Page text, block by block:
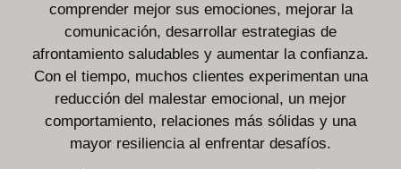
comprender mejor sus emociones, mejorar la
comunicación, desarrollar estrategias de
afrontamiento saludables y aumentar la confianza.
Con el tiempo, muchos clientes experimentan una
reducción del malestar emocional, un mejor
comportamiento, relaciones más sólidas y una
mayor resiliencia al enfrentar desafíos.